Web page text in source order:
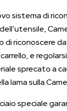
sistema di
di riconoscere
e
sprecato a
lama sulla
speciale